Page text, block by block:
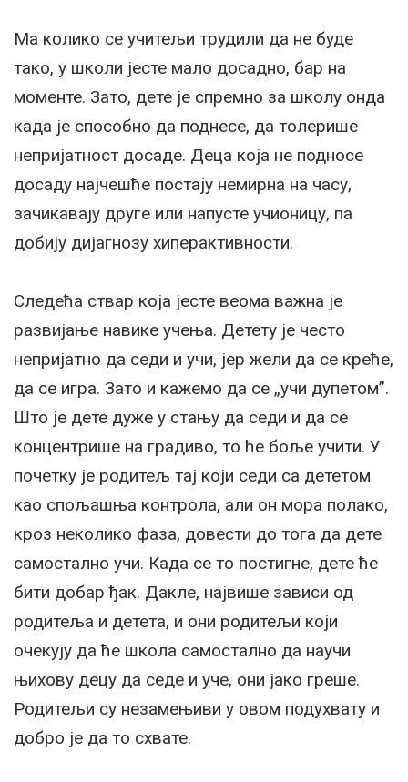
Ма колико се учитељи трудили да не буде
тако, у школи јесте мало досадно, бар на
моменте. Зато, дете је спремно за школу онда
када је способно да поднесе, да толерише
непријатност досаде. Деца која не подносе
досаду најчешће постају немирна на часу,
зачикавају друге или напусте учионицу, па
добију дијагнозу хиперактивности.
Следећа ствар која јесте веома важна је
развијање навике учења. Детету је често
непријатно да седи и учи, јер жели да се креће,
да се игра. Зато и кажемо да се „учи дупетом”.
Што је дете дуже у стању да седи и да се
концентрише на градиво, то ће боље учити. У
почетку је родитељ тај који седи са дететом
као спољашња контрола, али он мора полако,
кроз неколико фаза, довести до тога да дете
самостално учи. Када се то постигне, дете ће
бити добар ђак. Дакле, највише зависи од
родитеља и детета, и они родитељи који
очекују да ће школа самостално да научи
њихову децу да седе и уче, они јако греше.
Родитељи су незамењиви у овом подухвату и
добро је да то схвате.